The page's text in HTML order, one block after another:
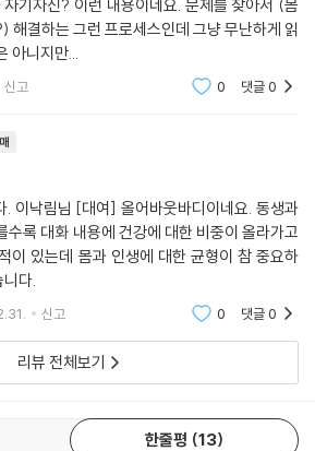
기자신? 이런 내용이네요. 문제를 찾아서 (몸
해결하는 그런 프로세스인데 그냥 무난하게 읽
니지만...
신고 0 댓글0
. 이낙림님 [대여] 올어바웃바디이네요. 동생과
수록 대화 내용에 건강에 대한 비중이 올라가고
이 있는데 몸과 인생에 대한 균형이 참 중요하
다.
신고 0 댓글0
리뷰 전체보기
한줄평 13